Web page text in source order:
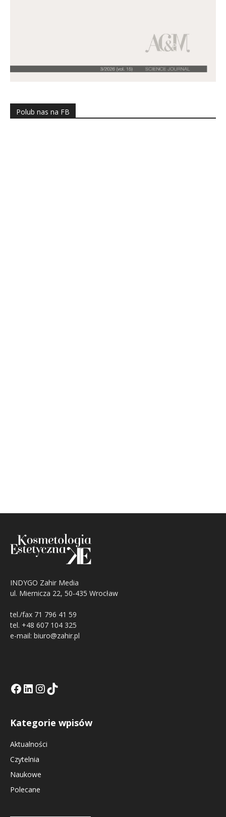
Polub nas na FB
INDYGO Zahir Media
ul. Miernicza 22, 50-435 Wrocław
tel./fax 71 796 41 59
tel. +48 607 104 325
e-mail: biuro@zahir.pl
Facebook
LinkedIn
Tik Tok KEInstagramm KE
Kategorie wpisów
Aktualności
Czytelnia
Naukowe
Polecane